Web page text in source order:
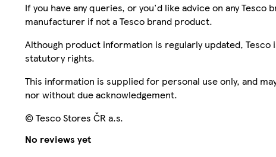
If you have any queries, or you'd like advice on any
manufacturer if not a Tesco brand product.
Although product information is regularly updated,
statutory rights.
This information is supplied for personal use only, and
nor without due acknowledgement.
© Tesco Stores ČR a.s.
No reviews yet